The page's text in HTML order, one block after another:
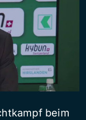
beim